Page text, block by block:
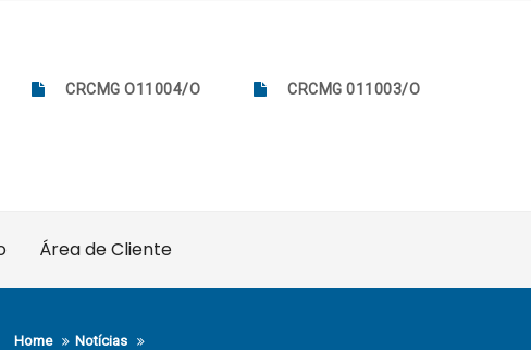
CRCMG O11004/O CRCMG 011003/O
Área de Cliente
Home
Notícias